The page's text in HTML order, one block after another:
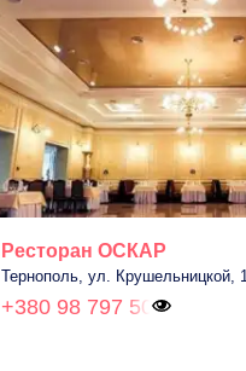
Ресторан ОСКАР
Тернополь, ул. Крушельницкой,
+380 98 797 50